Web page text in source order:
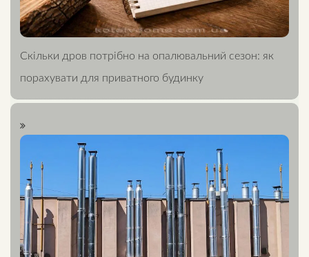
Скільки дров потрібно на опалювальний сезон: як
порахувати для приватного будинку